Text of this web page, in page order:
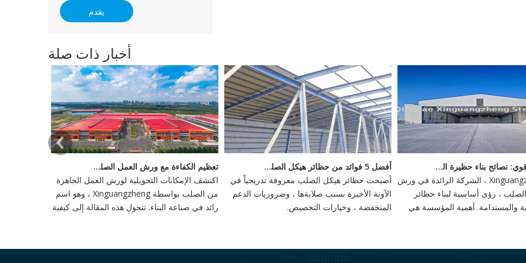
يقدم
أخبار ذات صلة
تعظيم الكفاءة مع ورش العمل الصلب الجاهزة
اكتشف الإمكانات التحويلية لورش العمل الجاهزة
من الصلب بواسطة Xinguangzheng ، وهو اسم
رائد في صناعة البناء. تتحول هذه المقالة إلى كيفية
أفضل 5 فوائد من حظائر هيكل الصلب - استثمار دائم
أصبحت حظائر هيكل الصلب معروفة تدريجياً في
الآونة الأخيرة بسبب صلابةها ، وضروريات الدعم
المنخفضة ، وخيارات التخصيص.
بناء أساس قوي: نصائح بناء حظيرة الصلب
يقدم Xinguangzheng ، الشركة الرائدة في ورش
، رؤى أساسية لبناء حظائر
والمستدامة. أهمية المؤسسة هي
<